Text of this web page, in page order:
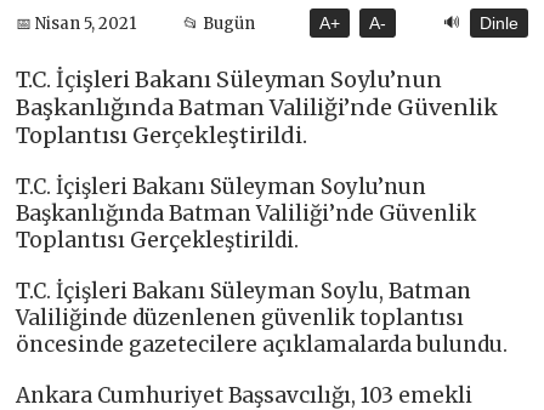
📅 Nisan 5, 2021 📂 Bugün A+ A- 🔊 Dinle
T.C. İçişleri Bakanı Süleyman Soylu’nun
Başkanlığında Batman Valiliği’nde Güvenlik
Toplantısı Gerçekleştirildi.
T.C. İçişleri Bakanı Süleyman Soylu’nun
Başkanlığında Batman Valiliği’nde Güvenlik
Toplantısı Gerçekleştirildi.
T.C. İçişleri Bakanı Süleyman Soylu, Batman
Valiliğinde düzenlenen güvenlik toplantısı
öncesinde gazetecilere açıklamalarda bulundu.
Ankara Cumhuriyet Başsavcılığı, 103 emekli